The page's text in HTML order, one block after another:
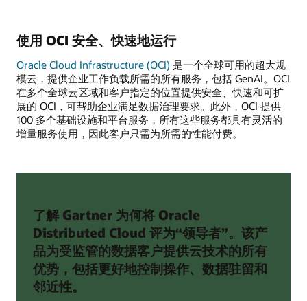
使用 OCI 安全、快速地运行
Oracle Cloud Infrastructure (OCI) 是一个全球可用的超大规
模云，提供企业工作负载所需的所有服务，包括 GenAI。OCI
在多个全球云区域和客户指定的位置提供安全、快速和可扩
展的 OCI，可帮助企业满足数据治理要求。此外，OCI 提供
100 多个基础设施和平台服务，所有这些服务都具有灵活的
增量服务使用，因此客户只需为所需的性能付费。
了解 Gartner 为何将 Oracle
Distributed Cloud 评为“领导者”。该产
品为受监管的数据客户提供云技术的所有
优势，包括更好地控制操作、数据驻留和
邻近性。